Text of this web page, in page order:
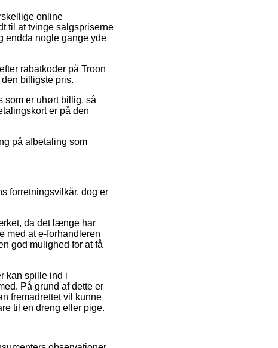
online
til at tvinge salgspriserne
endda nogle gange yde
rabatkoder på Troon
billigste pris.
som er uhørt billig, så
er på den
på afbetaling som
forretningsvilkår, dog er
da det længe har
med at e-forhandleren
god mulighed for at få
kan spille ind i
På grund af dette er
fremadrettet vil kunne
til en dreng eller pige.